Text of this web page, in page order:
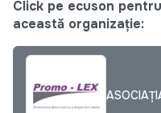
Click pe ecuson
această organizație: